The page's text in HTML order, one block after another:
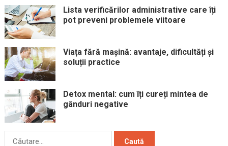
Lista verificărilor administrative care îți
pot preveni problemele viitoare
Viața fără mașină: avantaje, dificultăți și
soluții practice
Detox mental: cum îți cureți mintea de
gânduri negative
Caută